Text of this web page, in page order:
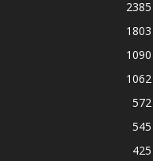
2385
1803
1090
1062
572
545
425